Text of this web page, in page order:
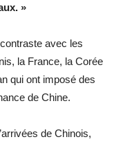
»
avec les
la France, la Corée
qui ont imposé des
de Chine.
de Chinois,